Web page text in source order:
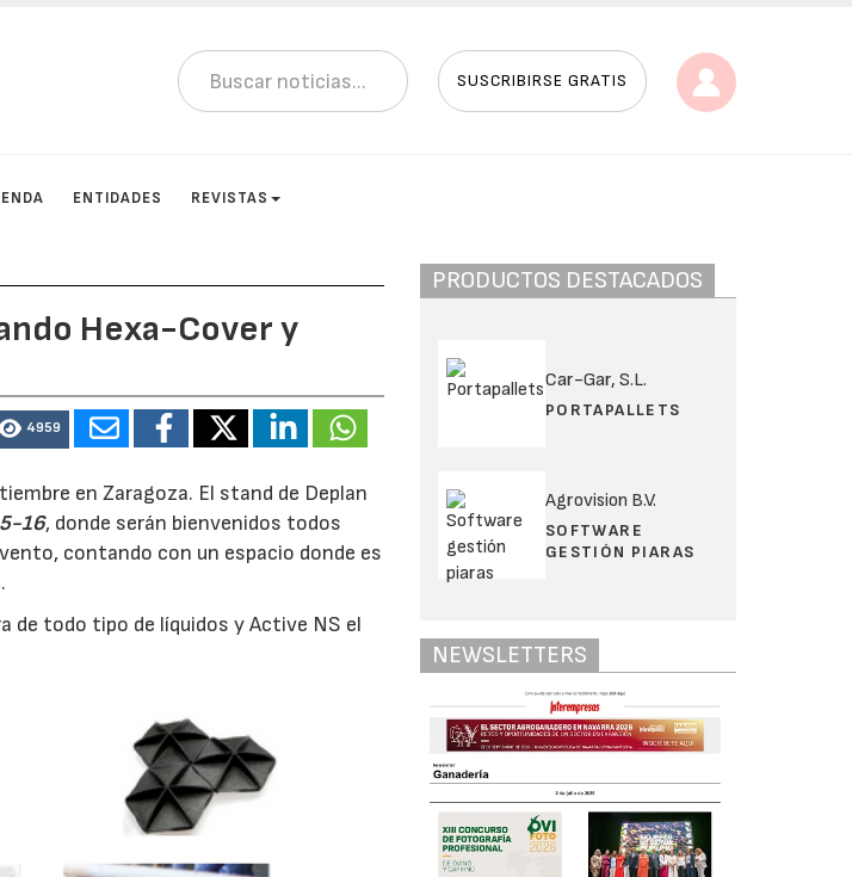
SUSCRIBIRSE GRATIS
ENTIDADES REVISTAS
Hexa-Cover y
4959
en Zaragoza. El stand de Deplan
16, donde serán bienvenidos todos
contando con un espacio donde es
de todo tipo de líquidos y Active NS el
PRODUCTOS DESTACADOS
Car-Gar, S.L.
PORTAPALLETS
Agrovision B.V.
SOFTWARE
GESTIÓN PIARAS
NEWSLETTERS